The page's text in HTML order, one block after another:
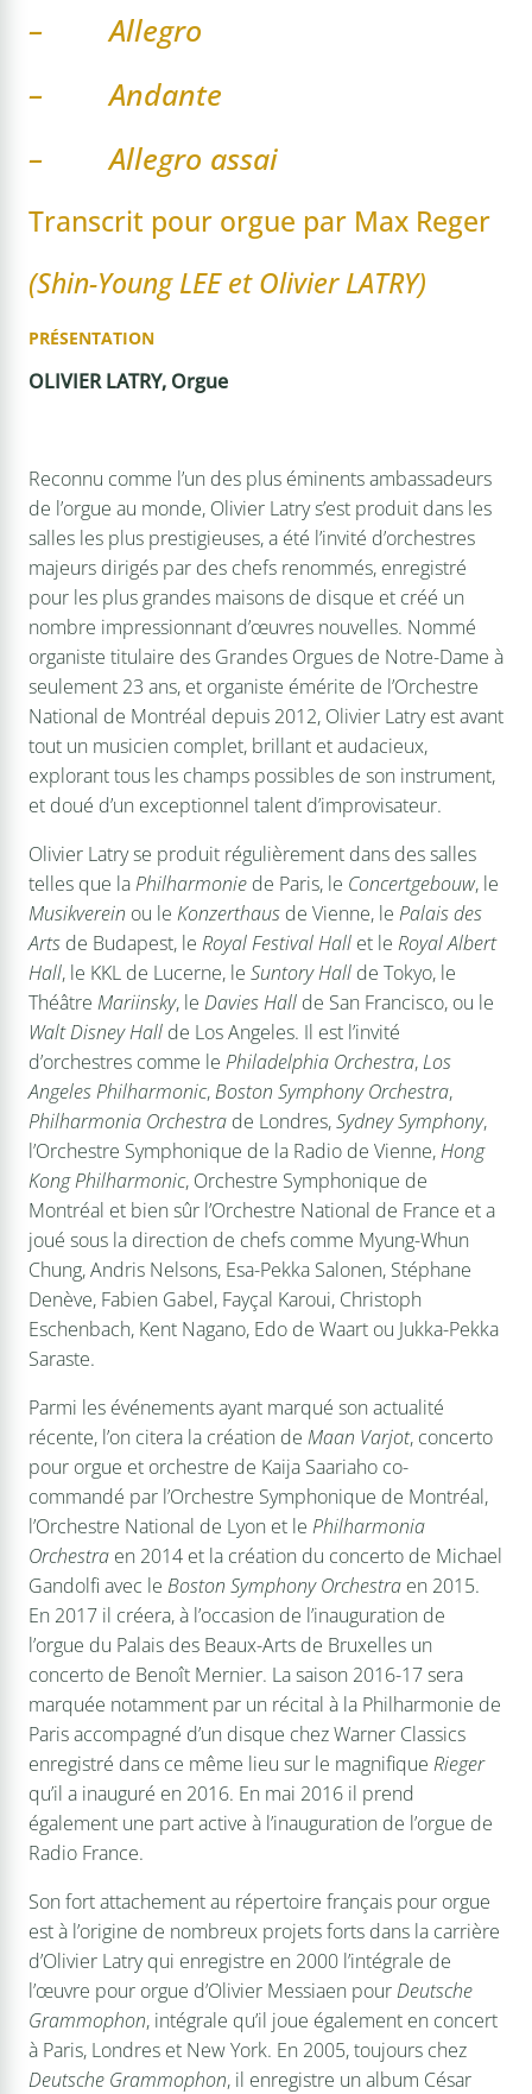
– Allegro
– Andante
– Allegro assai
Transcrit pour orgue par Max Reger
(Shin-Young LEE et Olivier LATRY)
PRÉSENTATION
OLIVIER LATRY, Orgue
Reconnu comme l’un des plus éminents ambassadeurs
de l’orgue au monde, Olivier Latry s’est produit dans les
salles les plus prestigieuses, a été l’invité d’orchestres
majeurs dirigés par des chefs renommés, enregistré
pour les plus grandes maisons de disque et créé un
nombre impressionnant d’œuvres nouvelles. Nommé
organiste titulaire des Grandes Orgues de Notre-Dame à
seulement 23 ans, et organiste émérite de l’Orchestre
National de Montréal depuis 2012, Olivier Latry est avant
tout un musicien complet, brillant et audacieux,
explorant tous les champs possibles de son instrument,
et doué d’un exceptionnel talent d’improvisateur.
Olivier Latry se produit régulièrement dans des salles
telles que laPhilharmonie de Paris, le Concertgebouw, le
Musikverein ou le Konzerthaus de Vienne, le Palais des
Arts de Budapest, le Royal Festival Hall et le Royal Albert
Hall, le KKL de Lucerne, le Suntory Hall de Tokyo, le
Théâtre Mariinsky, le Davies Hall de San Francisco, ou le
Walt Disney Hall de Los Angeles. Il est l’invité
d’orchestres comme le Philadelphia Orchestra,Los
Angeles Philharmonic,Boston Symphony Orchestra,
Philharmonia Orchestra de Londres,Sydney Symphony,
l’Orchestre Symphonique de la Radio de Vienne,Hong
Kong Philharmonic, Orchestre Symphonique de
Montréal et bien sûr l’Orchestre National de France et a
joué sous la direction de chefs comme Myung-Whun
Chung, Andris Nelsons, Esa-Pekka Salonen, Stéphane
Denève, Fabien Gabel, Fayçal Karoui, Christoph
Eschenbach, Kent Nagano, Edo de Waart ou Jukka-Pekka
Saraste.
Parmi les événements ayant marqué son actualité
récente, l’on citera la création de Maan Varjot, concerto
pour orgue et orchestre de Kaija Saariaho co-
commandé par l’Orchestre Symphonique de Montréal,
l’Orchestre National de Lyon et le Philharmonia
Orchestra en 2014 et la création du concerto de Michael
Gandolfi avec le Boston Symphony Orchestra en 2015.
En 2017 il créera, à l’occasion de l’inauguration de
l’orgue du Palais des Beaux-Arts de Bruxelles un
concerto de Benoît Mernier. La saison 2016-17 sera
marquée notamment par un récital à la Philharmonie de
Paris accompagné d’un disque chez Warner Classics
enregistré dans ce même lieu sur le magnifique Rieger
qu’il a inauguré en 2016. En mai 2016 il prend
également une part active à l’inauguration de l’orgue de
Radio France.
Son fort attachement au répertoire français pour orgue
est à l’origine de nombreux projets forts dans la carrière
d’Olivier Latry qui enregistre en 2000 l’intégrale de
l’œuvre pour orgue d’Olivier Messiaen pourDeutsche
Grammophon, intégrale qu’il joue également en concert
à Paris, Londres et New York. En 2005, toujours chez
Deutsche Grammophon, il enregistre un album César